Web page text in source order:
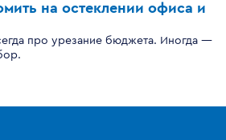
на остеклении офиса и
про урезание бюджета. Иногда —